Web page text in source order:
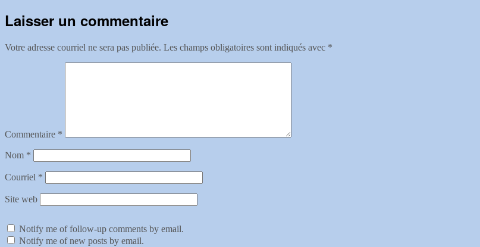
Laisser un commentaire
Votre adresse courriel ne sera pas publiée. Les champs obligatoires sont indiqués avec *
Commentaire *
Nom *
Courriel *
Site web
Notify me of follow-up comments by email.
Notify me of new posts by email.